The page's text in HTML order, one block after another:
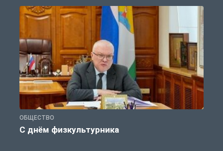
ОБЩЕСТВО
С днём физкультурника